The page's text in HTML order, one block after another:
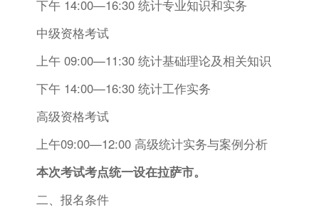
下午 14:00—16:30 统计专业知识和实务
中级资格考试
上午 09:00—11:30 统计基础理论及相关知识
下午 14:00—16:30 统计工作实务
高级资格考试
上午09:00—12:00 高级统计实务与案例分析
本次考试考点统一设在拉萨市。
二、报名条件